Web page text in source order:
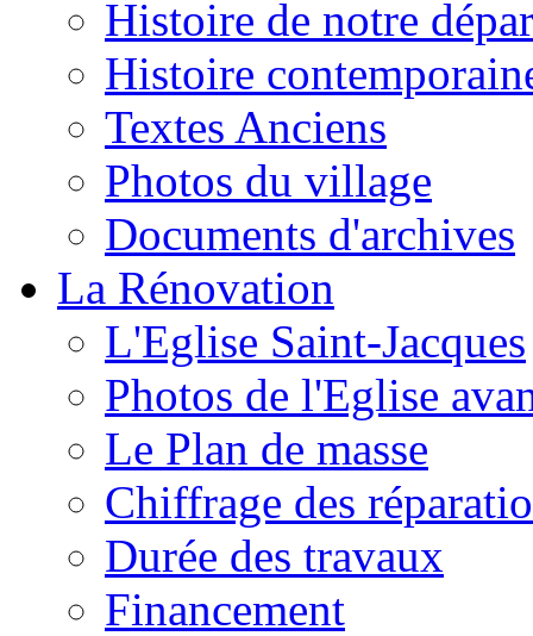
Histoire de notre
Histoire
Textes Anciens
Photos du village
Documents d'archives
La Rénovation
L'Eglise Saint-Jacques
Photos de l'Eglise
Le Plan de masse
Chiffrage des
Durée des travaux
Financement